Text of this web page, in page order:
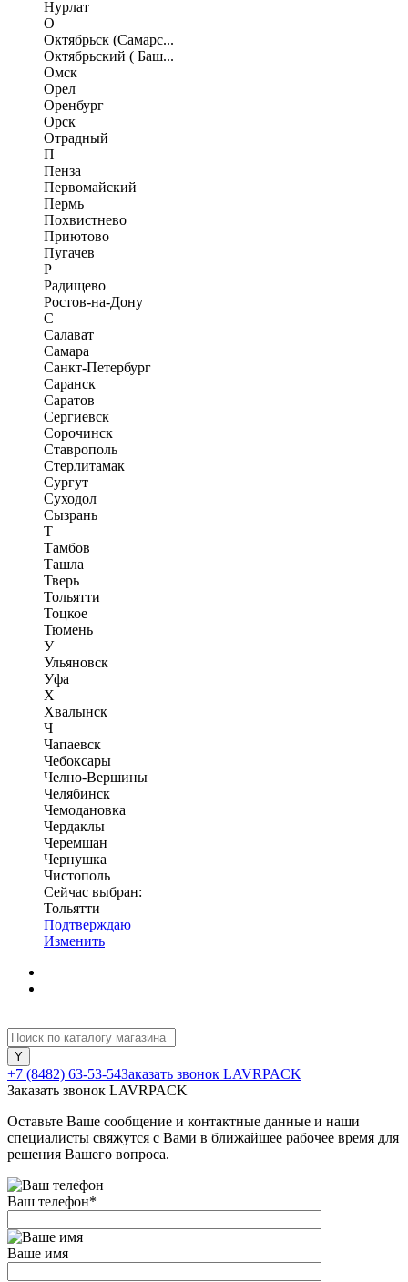
Нурлат
О
Октябрьск (Самарс...
Октябрьский ( Баш...
Омск
Орел
Оренбург
Орск
Отрадный
П
Пенза
Первомайский
Пермь
Похвистнево
Приютово
Пугачев
Р
Радищево
Ростов-на-Дону
С
Салават
Самара
Санкт-Петербург
Саранск
Саратов
Сергиевск
Сорочинск
Ставрополь
Стерлитамак
Сургут
Суходол
Сызрань
Т
Тамбов
Ташла
Тверь
Тольятти
Тоцкое
Тюмень
У
Ульяновск
Уфа
Х
Хвалынск
Ч
Чапаевск
Чебоксары
Челно-Вершины
Челябинск
Чемодановка
Чердаклы
Черемшан
Чернушка
Чистополь
Сейчас выбран:
Тольятти
Подтверждаю
Изменить
+7 (8482) 63-53-54Заказать звонок LAVRPACK
Заказать звонок LAVRPACK
Оставьте Ваше сообщение и контактные данные и наши
специалисты свяжутся с Вами в ближайшее рабочее время для
решения Вашего вопроса.
Ваш телефон*
Ваше имя